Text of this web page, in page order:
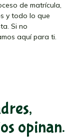
de matrícula,
y todo lo que
Si no
aquí para ti.
opinan.